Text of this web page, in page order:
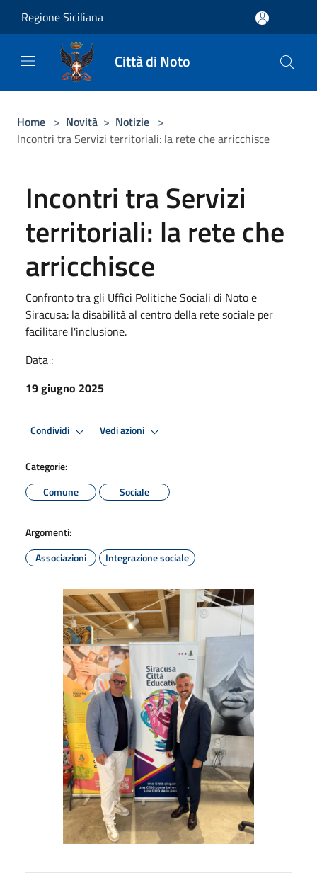
Regione Siciliana
Città di Noto
Home > Novità > Notizie >
Incontri tra Servizi territoriali: la rete che arricchisce
Incontri tra Servizi
territoriali: la rete che
arricchisce
Confronto tra gli Uffici Politiche Sociali di Noto e
Siracusa: la disabilità al centro della rete sociale per
facilitare l'inclusione.
Data :
19 giugno 2025
Condividi Vedi azioni
Categorie:
Comune
Sociale
Argomenti:
Associazioni
Integrazione sociale